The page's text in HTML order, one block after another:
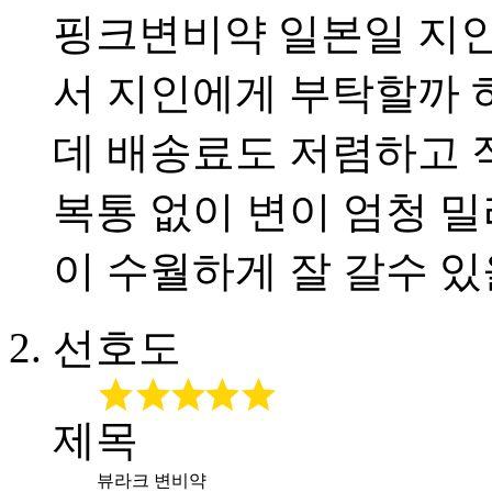
핑크변비약 일본일 지
서 지인에게 부탁할까
데 배송료도 저렴하고
복통 없이 변이 엄청
이 수월하게 잘 갈수
선호도
제목
뷰라크 변비약